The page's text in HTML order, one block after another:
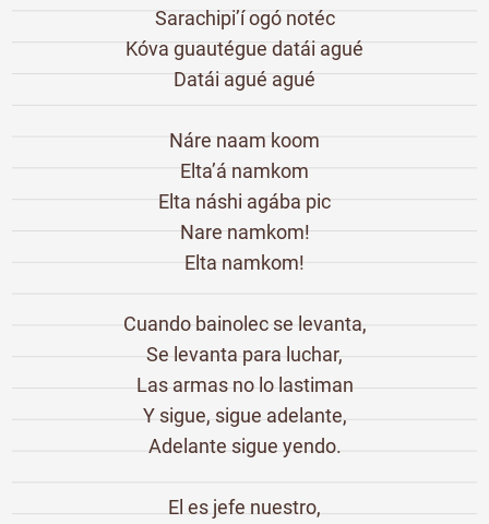
Sarachipi’í ogó notéc
Kóva guautégue datái agué
Datái agué agué
Náre naam koom
Elta’á namkom
Elta náshi agába pic
Nare namkom!
Elta namkom!
Cuando bainolec se levanta,
Se levanta para luchar,
Las armas no lo lastiman
Y sigue, sigue adelante,
Adelante sigue yendo.
El es jefe nuestro,